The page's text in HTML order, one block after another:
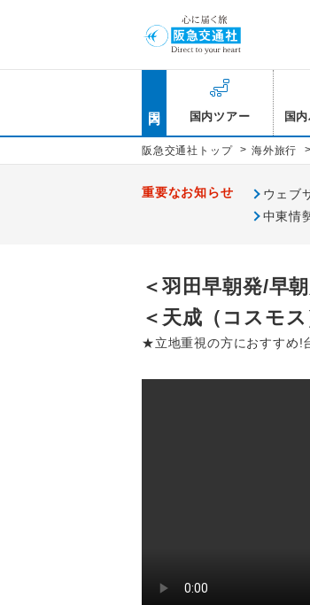
国内ツアー 国
阪急交通社トップ > 海外旅行 >
重要なお知らせ
ウェブ
中東情
＜羽田早朝発/早
＜天成（コスモス
★立地重視の方におすすめ!